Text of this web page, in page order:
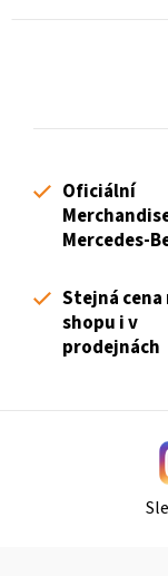
Oficiální
Mercedes-
Stejná cena
shopu i v
prodejnách